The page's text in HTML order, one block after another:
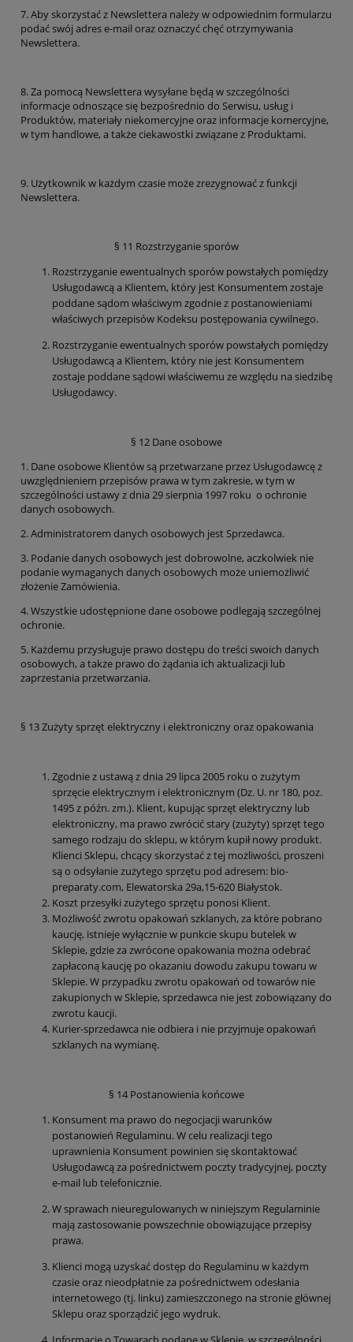
7. Aby skorzystać z Newslettera należy w odpowiednim formularzu
podać swój adres e-mail oraz oznaczyć chęć otrzymywania
Newslettera.
8. Za pomocą Newslettera wysyłane będą w szczególności
informacje odnoszące się bezpośrednio do Serwisu, usług i
Produktów, materiały niekomercyjne oraz informacje komercyjne,
w tym handlowe, a także ciekawostki związane z Produktami.
9. Użytkownik w każdym czasie może zrezygnować z funkcji
Newslettera.
§ 11 Rozstrzyganie sporów
Rozstrzyganie ewentualnych sporów powstałych pomiędzy
Usługodawcą a Klientem, który jest Konsumentem zostaje
poddane sądom właściwym zgodnie z postanowieniami
właściwych przepisów Kodeksu postępowania cywilnego.
Rozstrzyganie ewentualnych sporów powstałych pomiędzy
Usługodawcą a Klientem, który nie jest Konsumentem
zostaje poddane sądowi właściwemu ze względu na siedzibę
Usługodawcy.
§ 12 Dane osobowe
1. Dane osobowe Klientów są przetwarzane przez Usługodawcę z
uwzględnieniem przepisów prawa w tym zakresie, w tym w
szczególności ustawy z dnia 29 sierpnia 1997 roku o ochronie
danych osobowych.
2. Administratorem danych osobowych jest Sprzedawca.
3. Podanie danych osobowych jest dobrowolne, aczkolwiek nie
podanie wymaganych danych osobowych może uniemożliwić
złożenie Zamówienia.
4. Wszystkie udostępnione dane osobowe podlegają szczególnej
ochronie.
5. Każdemu przysługuje prawo dostępu do treści swoich danych
osobowych, a także prawo do żądania ich aktualizacji lub
zaprzestania przetwarzania.
§ 13 Zużyty sprzęt elektryczny i elektroniczny oraz opakowania
Zgodnie z ustawą z dnia 29 lipca 2005 roku o zużytym
sprzęcie elektrycznym i elektronicznym (Dz. U. nr 180, poz.
1495 z późn. zm.). Klient, kupując sprzęt elektryczny lub
elektroniczny, ma prawo zwrócić stary (zużyty) sprzęt tego
samego rodzaju do sklepu, w którym kupił nowy produkt.
Klienci Sklepu, chcący skorzystać z tej możliwości, proszeni
są o odsyłanie zużytego sprzętu pod adresem: bio-
preparaty.com, Elewatorska 29a,15-620 Białystok.
Koszt przesyłki zużytego sprzętu ponosi Klient.
Możliwość zwrotu opakowań szklanych, za które pobrano
kaucję, istnieje wyłącznie w punkcie skupu butelek w
Sklepie, gdzie za zwrócone opakowania można odebrać
zapłaconą kaucję po okazaniu dowodu zakupu towaru w
Sklepie. W przypadku zwrotu opakowań od towarów nie
zakupionych w Sklepie, sprzedawca nie jest zobowiązany do
zwrotu kaucji.
Kurier-sprzedawca nie odbiera i nie przyjmuje opakowań
szklanych na wymianę.
§ 14 Postanowienia końcowe
Konsument ma prawo do negocjacji warunków
postanowień Regulaminu. W celu realizacji tego
uprawnienia Konsument powinien się skontaktować
Usługodawcą za pośrednictwem poczty tradycyjnej, poczty
e-mail lub telefonicznie.
W sprawach nieuregulowanych w niniejszym Regulaminie
mają zastosowanie powszechnie obowiązujące przepisy
prawa.
Klienci mogą uzyskać dostęp do Regulaminu w każdym
czasie oraz nieodpłatnie za pośrednictwem odesłania
internetowego (tj. linku) zamieszczonego na stronie głównej
Sklepu oraz sporządzić jego wydruk.